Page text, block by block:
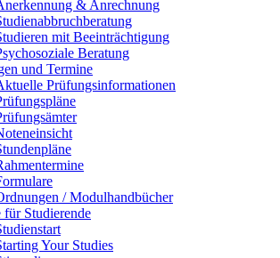
& Anrechnung
mit Beeinträchtigung
Beratung
und Termine
Prüfungsinformationen
/ Modulhandbücher
für Studierende
Your Studies